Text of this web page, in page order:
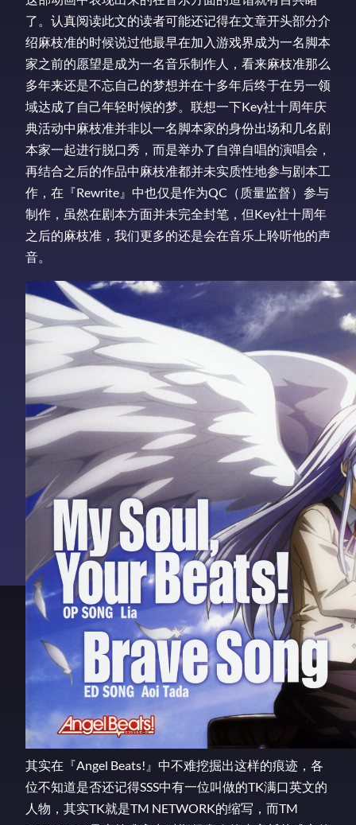
了。认真阅读此文的读者可能还记得在文章开头部分介
绍麻枝准的时候说过他最早在加入游戏界成为一名脚本
家之前的愿望是成为一名音乐制作人，看来麻枝准那么
多年来还是不忘自己的梦想并在十多年后终于在另一领
域达成了自己年轻时候的梦。联想一下Key社十周年庆
典活动中麻枝准并非以一名脚本家的身份出场和几名剧
本家一起进行脱口秀，而是举办了自弹自唱的演唱会，
再结合之后的作品中麻枝准都并未实质性地参与剧本工
作，在『Rewrite』中也仅是作为QC（质量监督）参与
制作，虽然在剧本方面并未完全封笔，但Key社十周年
之后的麻枝准，我们更多的还是会在音乐上聆听他的声
音。
其实在『Angel Beats!』中不难挖掘出这样的痕迹，各
位不知道是否还记得SSS中有一位叫做的TK满口英文的
人物，其实TK就是TM NETWORK的缩写，而TM